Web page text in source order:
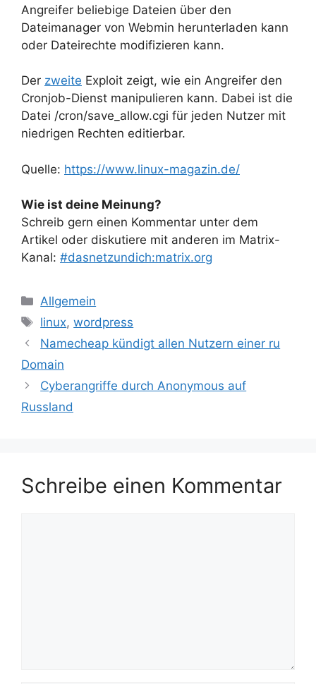
Angreifer beliebige Dateien über den
Dateimanager von Webmin herunterladen kann
oder Dateirechte modifizieren kann.
Der zweite Exploit zeigt, wie ein Angreifer den
Cronjob-Dienst manipulieren kann. Dabei ist die
Datei /cron/save_allow.cgi für jeden Nutzer mit
niedrigen Rechten editierbar.
Quelle: https://www.linux-magazin.de/
Wie ist deine Meinung?
Schreib gern einen Kommentar unter dem
Artikel oder diskutiere mit anderen im Matrix-
Kanal: #dasnetzundich:matrix.org
Kategorien
Allgemein
Schlagwörter
linux,wordpress
Namecheap kündigt allen Nutzern einer ru
Domain
Cyberangriffe durch Anonymous auf
Russland
Schreibe einen Kommentar